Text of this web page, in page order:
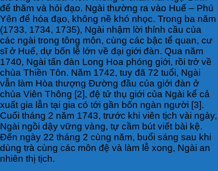
để thăm và hỏi đạo. Ngài thường ra vào Huế – Phú
Yên để hóa đạo, không nề khó nhọc. Trong ba năm
(1733, 1734, 1735), Ngài nhậm lời thỉnh cầu của
các ngài trong tông môn, cùng các bậc tể quan, cư
sĩ ở Huế, dự bốn lễ lớn về đại giới đàn. Qua năm
1740, Ngài tấn đàn Long Hoa phóng giới, rồi trở về
chùa Thiền Tôn. Năm 1742, tuy đã 72 tuổi, Ngài
vẫn làm Hòa thượng Đường đầu của giới đàn ở
chùa Viên Thông [2], đệ tử thụ giới của Ngài kể cả
xuất gia lẫn tại gia có tới gần bốn ngàn người [3].
Cuối tháng 2 năm 1743, trước khi viên tịch vài ngày,
Ngài ngồi dậy vững vàng, tự cầm bút viết bài kệ.
Đến ngày 22 tháng 2 cùng năm, buổi sáng sau khi
dùng trà cùng các môn đệ và làm lễ xong, Ngài an
nhiên thị tịch.